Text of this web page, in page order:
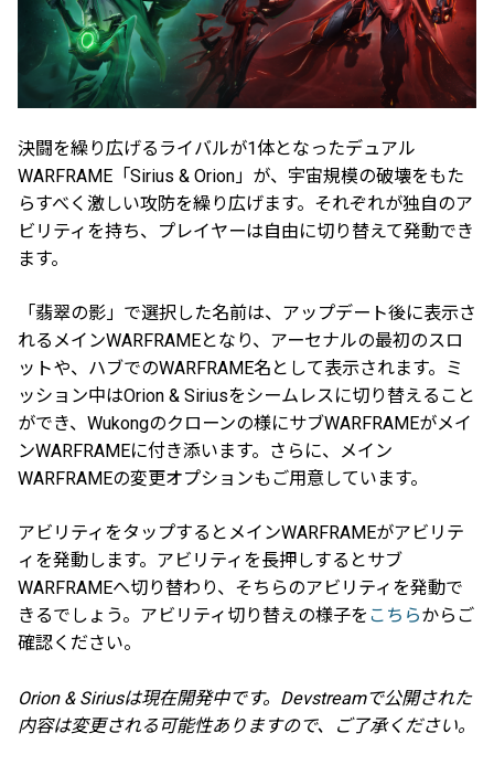
決闘を繰り広げるライバルが1体となったデュアル
WARFRAME「Sirius & Orion」が、宇宙規模の破壊をもた
らすべく激しい攻防を繰り広げます。それぞれが独自のア
ビリティを持ち、プレイヤーは自由に切り替えて発動でき
ます。
「翡翠の影」で選択した名前は、アップデート後に表示さ
れるメインWARFRAMEとなり、アーセナルの最初のスロ
ットや、ハブでのWARFRAME名として表示されます。ミ
ッション中はOrion & Siriusをシームレスに切り替えること
ができ、Wukongのクローンの様にサブWARFRAMEがメイ
ンWARFRAMEに付き添います。さらに、メイン
WARFRAMEの変更オプションもご用意しています。
アビリティをタップするとメインWARFRAMEがアビリテ
ィを発動します。アビリティを長押しするとサブ
WARFRAMEへ切り替わり、そちらのアビリティを発動で
きるでしょう。アビリティ切り替えの様子を こちらからご
確認ください。
Orion & Siriusは現在開発中です。Devstreamで公開された
内容は変更される可能性ありますので、ご了承ください。